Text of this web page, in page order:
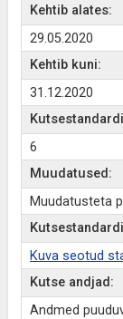
Kehtib alates:
29.05.2020
Kehtib kuni:
31.12.2020
6
Muudatused:
Muudatusteta
Kuva seotud
Kutse andjad:
Andmed